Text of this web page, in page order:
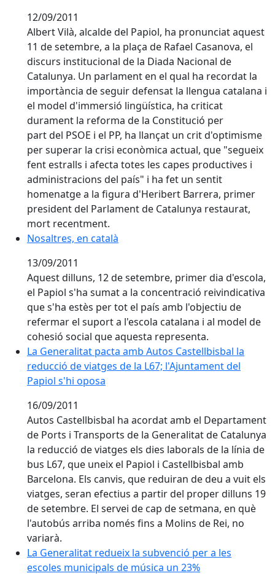
12/09/2011
Albert Vilà, alcalde del Papiol, ha pronunciat aquest
11 de setembre, a la plaça de Rafael Casanova, el
discurs institucional de la Diada Nacional de
Catalunya. Un parlament en el qual ha recordat la
importància de seguir defensat la llengua catalana i
el model d'immersió lingüística, ha criticat
durament la reforma de la Constitució per
part del PSOE i el PP, ha llançat un crit d'optimisme
per superar la crisi econòmica actual, que "segueix
fent estralls i afecta totes les capes productives i
administracions del país" i ha fet un sentit
homenatge a la figura d'Heribert Barrera, primer
president del Parlament de Catalunya restaurat,
mort recentment.
Nosaltres, en català
Nosaltres, en català
13/09/2011
Aquest dilluns, 12 de setembre, primer dia d'escola,
el Papiol s'ha sumat a la concentració reivindicativa
que s'ha estès per tot el país amb l'objectiu de
refermar el suport a l'escola catalana i al model de
cohesió social que aquesta representa.
La Generalitat pacta amb Autos Castellbisbal la
La Generalitat pacta amb Autos Castellbisbal la
reducció de viatges de la L67; l'Ajuntament del
Papiol s'hi oposa
16/09/2011
Autos Castellbisbal ha acordat amb el Departament
de Ports i Transports de la Generalitat de Catalunya
la reducció de viatges els dies laborals de la línia de
bus L67, que uneix el Papiol i Castellbisbal amb
Barcelona. Els canvis, que reduiran de deu a vuit els
viatges, seran efectius a partir del proper dilluns 19
de setembre. El servei de cap de setmana, en què
l'autobús arriba només fins a Molins de Rei, no
variarà.
La Generalitat redueix la subvenció per a les escoles
La Generalitat redueix la subvenció per a les
escoles municipals de música un 23%